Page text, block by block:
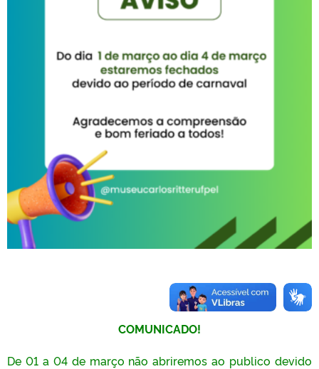
COMUNICADO!
De 01 a 04 de março não abriremos ao publico devido